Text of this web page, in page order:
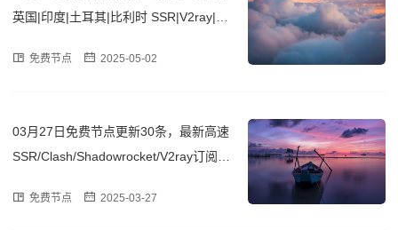
英国|印度|土耳其|比利时 SSR|V2ray|Cla
免费节点 2025-05-02
03月27日免费节点更新30条，最新高速
SSR/Clash/Shadowrocket/V2ray订阅链
免费节点 2025-03-27